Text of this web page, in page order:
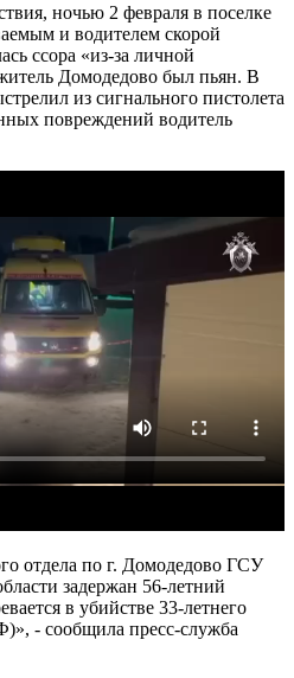
ночью 2 февраля в поселке
и водителем скорой
ссора «из-за личной
Домодедово был пьян. В
из сигнального пистолета
повреждений водитель
отдела по г. Домодедово ГСУ
задержан 56-летний
в убийстве 33-летнего
- сообщила пресс-служба